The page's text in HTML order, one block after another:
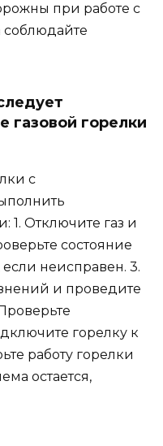
при работе с
соблюдайте
газовой горелки
с
Отключите газ и
состояние
неисправен. 3.
и проведите
горелку к
работу горелки
остается,